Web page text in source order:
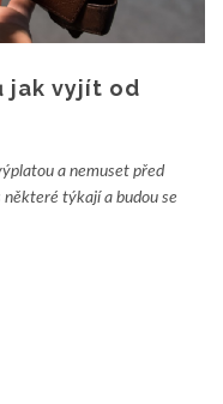
jak vyjít od
a nemuset před
týkají a budou se